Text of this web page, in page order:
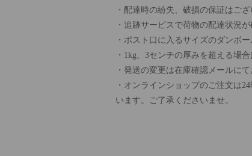
・配達時の紛失、破損の保証はご
・追跡サービスで荷物の配達状況が
・ポスト口に入るサイズのダンボ
・1kg、3センチの厚みを超える場
・発送の変更は在庫確認メールにて
・オンラインショップのご注文は
います。ご了承くださいませ。